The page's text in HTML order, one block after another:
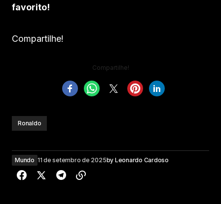
favorito!
Compartilhe!
Compartilhe!
Ronaldo
Mundo 11 de setembro de 2025by Leonardo Cardoso